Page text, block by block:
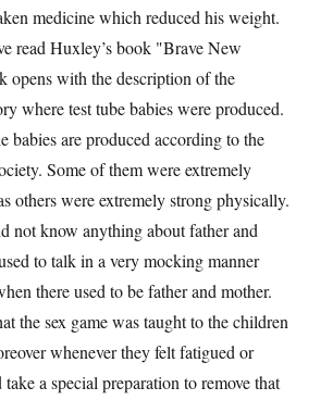
medicine which reduced his weight.
read Huxley’s book "Brave New
opens with the description of the
where test tube babies were produced.
babies are produced according to the
Some of them were extremely
others were extremely strong phy­sically.
not know anything about father and
to talk in a very mocking manner
there used to be father and mother.
the sex game was taught to the children
whenever they felt fatigued or
a special preparation to remove that